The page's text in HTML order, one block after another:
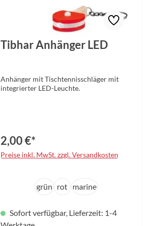
Tibhar Anhänger LED
Anhänger mit Tischtennisschläger mit
integrierter LED-Leuchte.
2,00 €*
Preise inkl. MwSt. zzgl. Versandkosten
auswählen
grün rot marine
Sofort verfügbar, Lieferzeit: 1-4